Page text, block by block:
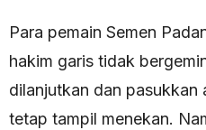
Para pemain Semen
hakim garis tidak
dilanjutkan dan pasukkan
tetap tampil menekan.